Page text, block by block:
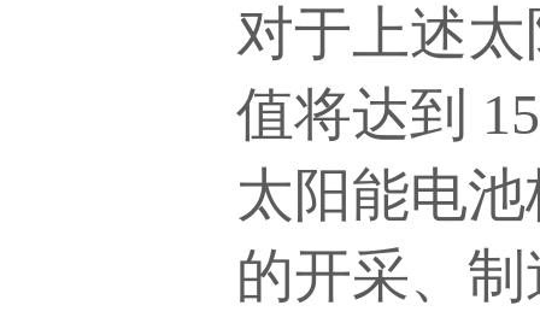
对于上述
值将达到
太阳能电
的开采、